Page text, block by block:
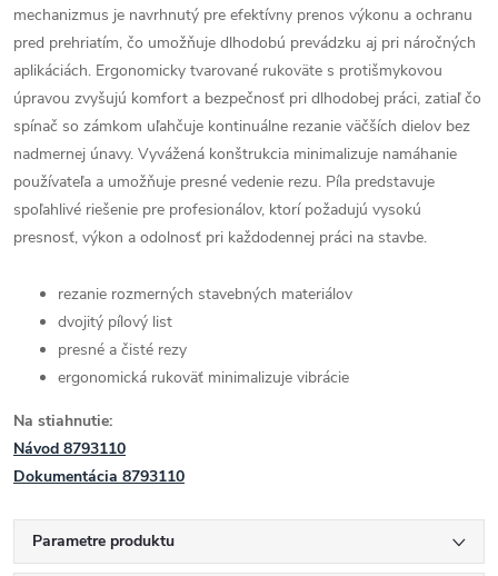
mechanizmus je navrhnutý pre efektívny prenos výkonu a ochranu
pred prehriatím, čo umožňuje dlhodobú prevádzku aj pri náročných
aplikáciách. Ergonomicky tvarované rukoväte s protišmykovou
úpravou zvyšujú komfort a bezpečnosť pri dlhodobej práci, zatiaľ čo
spínač so zámkom uľahčuje kontinuálne rezanie väčších dielov bez
nadmernej únavy. Vyvážená konštrukcia minimalizuje namáhanie
používateľa a umožňuje presné vedenie rezu. Píla predstavuje
spoľahlivé riešenie pre profesionálov, ktorí požadujú vysokú
presnosť, výkon a odolnosť pri každodennej práci na stavbe.
rezanie rozmerných stavebných materiálov
dvojitý pílový list
presné a čisté rezy
ergonomická rukoväť minimalizuje vibrácie
Na stiahnutie:
Návod 8793110
Dokumentácia 8793110
Parametre produktu